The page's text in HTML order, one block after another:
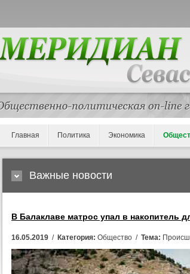
Главная Политика Экономика
Важные новости
В Балаклаве матрос упал в накопитель
16.05.2019 / Категория: Общество / Тема: